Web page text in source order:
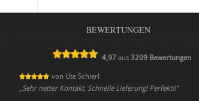
BEWERTUNGEN
4,97 aus3209 Bewertungen
von Ute Schierl
„Sehr netter Kontakt, Schnelle Lieferung! Perfekt!!”